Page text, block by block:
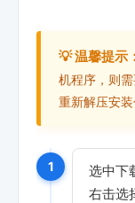
💡 温馨提示：
机程序，则
重新解压安装
1 选中下
右击选